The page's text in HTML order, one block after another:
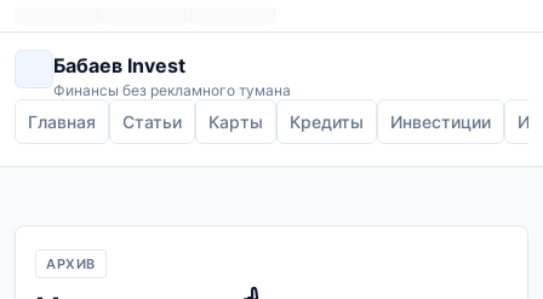
Бабаев Invest
Финансы без рекламного тумана
Главная Статьи Карты Кредиты Инвестиции
АРХИВ